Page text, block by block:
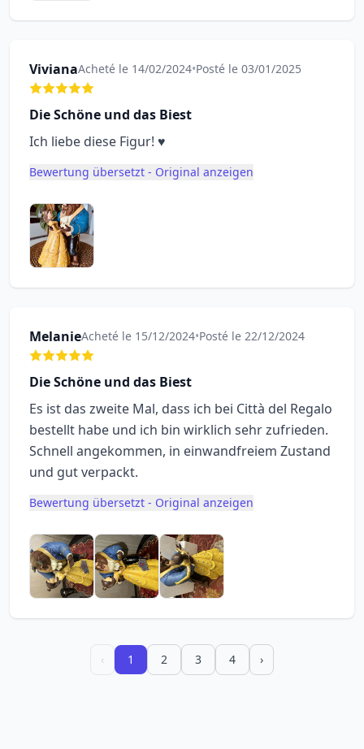
VivianaAcheté le 14/02/2024•Posté le 03/01/2025
Die Schöne und das Biest
Ich liebe diese Figur! ♥️
Bewertung übersetzt - Original anzeigen
MelanieAcheté le 15/12/2024•Posté le 22/12/2024
Die Schöne und das Biest
Es ist das zweite Mal, dass ich bei Città del Regalo
bestellt habe und ich bin wirklich sehr zufrieden.
Schnell angekommen, in einwandfreiem Zustand
und gut verpackt.
Bewertung übersetzt - Original anzeigen
‹ 1 2 3 4 ›